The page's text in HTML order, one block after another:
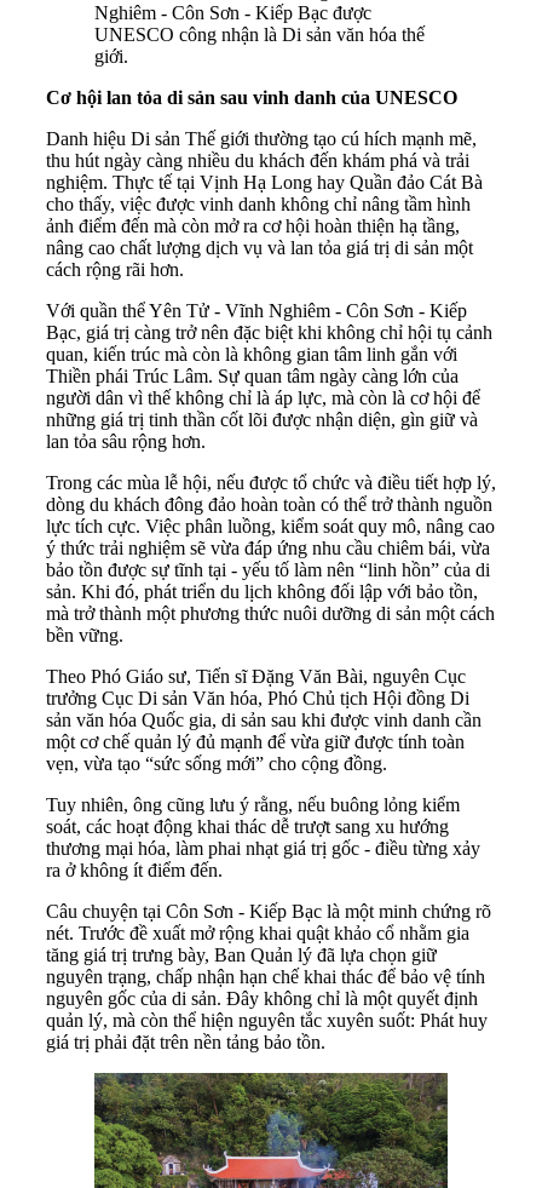
Nghiêm - Côn Sơn - Kiếp Bạc được
UNESCO công nhận là Di sản văn hóa thế
giới.
Cơ hội lan tỏa di sản sau vinh danh của UNESCO
Danh hiệu Di sản Thế giới thường tạo cú hích mạnh mẽ,
thu hút ngày càng nhiều du khách đến khám phá và trải
nghiệm. Thực tế tại Vịnh Hạ Long hay Quần đảo Cát Bà
cho thấy, việc được vinh danh không chỉ nâng tầm hình
ảnh điểm đến mà còn mở ra cơ hội hoàn thiện hạ tầng,
nâng cao chất lượng dịch vụ và lan tỏa giá trị di sản một
cách rộng rãi hơn.
Với quần thể Yên Tử - Vĩnh Nghiêm - Côn Sơn - Kiếp
Bạc, giá trị càng trở nên đặc biệt khi không chỉ hội tụ cảnh
quan, kiến trúc mà còn là không gian tâm linh gắn với
Thiền phái Trúc Lâm. Sự quan tâm ngày càng lớn của
người dân vì thế không chỉ là áp lực, mà còn là cơ hội để
những giá trị tinh thần cốt lõi được nhận diện, gìn giữ và
lan tỏa sâu rộng hơn.
Trong các mùa lễ hội, nếu được tổ chức và điều tiết hợp lý,
dòng du khách đông đảo hoàn toàn có thể trở thành nguồn
lực tích cực. Việc phân luồng, kiểm soát quy mô, nâng cao
ý thức trải nghiệm sẽ vừa đáp ứng nhu cầu chiêm bái, vừa
bảo tồn được sự tĩnh tại - yếu tố làm nên “linh hồn” của di
sản. Khi đó, phát triển du lịch không đối lập với bảo tồn,
mà trở thành một phương thức nuôi dưỡng di sản một cách
bền vững.
Theo Phó Giáo sư, Tiến sĩ Đặng Văn Bài, nguyên Cục
trưởng Cục Di sản Văn hóa, Phó Chủ tịch Hội đồng Di
sản văn hóa Quốc gia, di sản sau khi được vinh danh cần
một cơ chế quản lý đủ mạnh để vừa giữ được tính toàn
vẹn, vừa tạo “sức sống mới” cho cộng đồng.
Tuy nhiên, ông cũng lưu ý rằng, nếu buông lỏng kiểm
soát, các hoạt động khai thác dễ trượt sang xu hướng
thương mại hóa, làm phai nhạt giá trị gốc - điều từng xảy
ra ở không ít điểm đến.
Câu chuyện tại Côn Sơn - Kiếp Bạc là một minh chứng rõ
nét. Trước đề xuất mở rộng khai quật khảo cổ nhằm gia
tăng giá trị trưng bày, Ban Quản lý đã lựa chọn giữ
nguyên trạng, chấp nhận hạn chế khai thác để bảo vệ tính
nguyên gốc của di sản. Đây không chỉ là một quyết định
quản lý, mà còn thể hiện nguyên tắc xuyên suốt: Phát huy
giá trị phải đặt trên nền tảng bảo tồn.